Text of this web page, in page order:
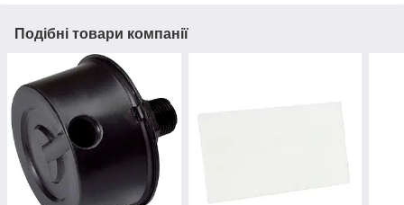
Подібні товари компанії